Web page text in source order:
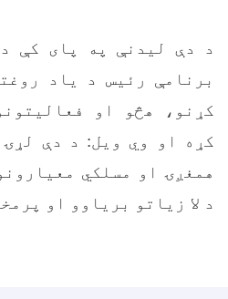
د دې لیدنې په پای کې
برنامې رئیس د یاد
کړنو، هڅو او
کړه او وي ويل: د دې
همغږۍ او مسلکي
د لا زیاتو بریاوو او